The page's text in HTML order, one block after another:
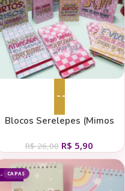
Adicionar ao carrinho
Blocos Serelepes (Mimos
R$26,00 R$ 5,90
CAPAS
- 89%